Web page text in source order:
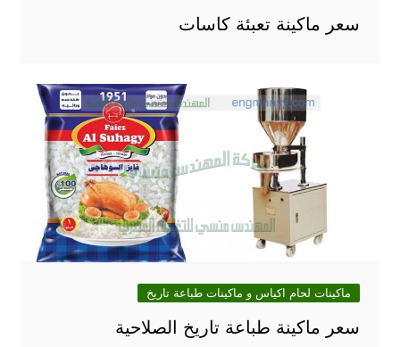
سعر ماكينة تعبئة كاسات
ماكينات لحام اكياس و ماكينات طباعة تاريخ
سعر ماكينة طباعة تاريخ الصلاحية